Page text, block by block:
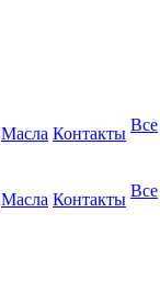
Масла Контакты Все
Масла Контакты Все